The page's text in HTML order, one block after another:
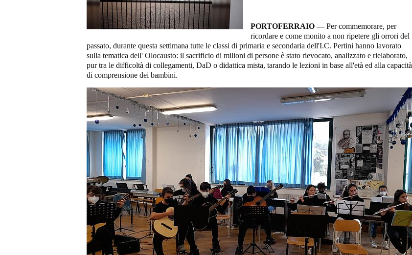
PORTOFERRAIO —Per commemorare, per
ricordare e come monito a non ripetere gli orrori del
passato, durante questa settimana tutte le classi di primaria e secondaria dell'I.C. Pertini hanno lavorato
sulla tematica dell' Olocausto: il sacrificio di milioni di persone è stato rievocato, analizzato e rielaborato,
pur tra le difficoltà di collegamenti, DaD o didattica mista, tarando le lezioni in base all'età ed alla capacità
di comprensione dei bambini.